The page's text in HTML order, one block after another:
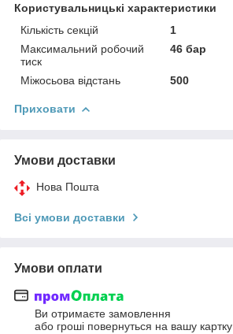
Користувальницькі характеристики
Кількість секцій
1
Максимальний робочий
тиск
46 бар
Міжосьова відстань 500
Приховати
Умови доставки
Нова Пошта
Всі умови доставки
Умови оплати
Ви отримаєте замовлення
або гроші повернуться на вашу картку